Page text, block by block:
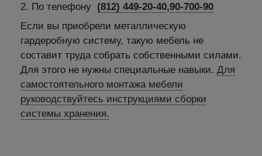
2. По телефону (812) 449-20-40,90-700-90
Если вы приобрели металлическую
гардеробную систему, такую мебель не
составит труда собрать собственными силами.
Для этого не нужны специальные навыки. Для
самостоятельного монтажа мебели
руководствуйтесь инструкциями сборки
системы хранения.